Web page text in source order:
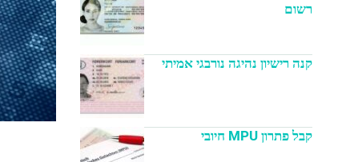
רשום
קנה רישיון נהיגה נורבגי אמיתי
קבל פתרון MPU חיובי